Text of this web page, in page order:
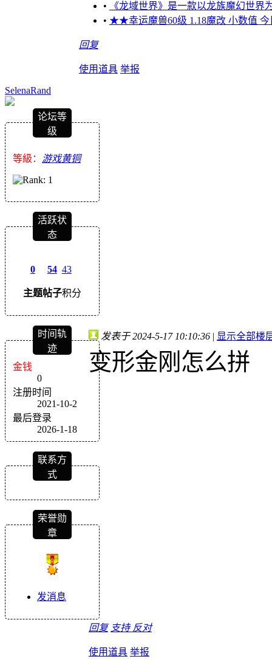
•
《龙域世界》是一款以龙族魔幻世
• ★★幸运魔兽60级 1.18魔改 小数值
回复
使用道具 举报
SelenaRand
论坛等
级
等級： 游戏黄铜
活跃状
态
0
主题
54
帖子
43
积分
时间轨
迹
金钱
0
注册时间
2021-10-2
最后登录
2026-1-18
联系方
式
荣誉勋
章
发消息
发表于 2024-5-17 10:10:36 | 显示全部楼
变形金刚怎么拼
回复 支持 反对
使用道具 举报